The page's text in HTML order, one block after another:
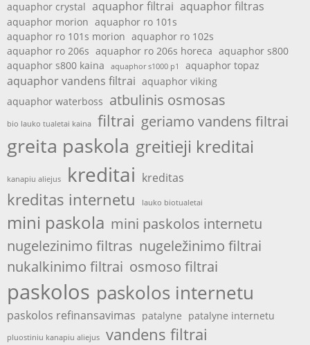
aquaphor crystal aquaphor filtrai aquaphor filtras
aquaphor morion aquaphor ro 101s
aquaphor ro 101s morion aquaphor ro 102s
aquaphor ro 206s aquaphor ro 206s horeca aquaphor s800
aquaphor s800 kaina
aquaphor s1000 p1 aquaphor topaz
aquaphor vandens filtrai aquaphor viking
aquaphor waterboss atbulinis osmosas
bio lauko tualetai kaina filtrai geriamo vandens filtrai
greita paskola greitieji kreditai
kanapiu aliejus kreditai kreditas
kreditas internetu lauko biotualetai
mini paskola mini paskolos internetu
nugelezinimo filtras nugeležinimo filtrai
nukalkinimo filtrai osmoso filtrai
paskolos paskolos internetu
paskolos refinansavimas patalyne patalyne internetu
pluostiniu kanapiu aliejus vandens filtrai